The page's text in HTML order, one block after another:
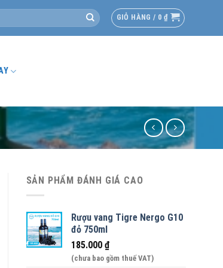
GIỎ HÀNG / 0 ₫
SẢN PHẨM ĐÁNH GIÁ CAO
Rượu vang Tigre Nergo G10
đỏ 750ml
185.000 ₫
(chưa bao gồm thuế VAT)